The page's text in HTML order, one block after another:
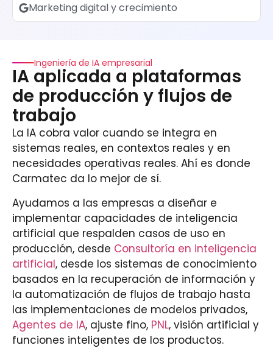
Marketing digital y crecimiento
Ingeniería de IA empresarial
IA aplicada a plataformas
de producción y flujos de
trabajo
La IA cobra valor cuando se integra en
sistemas reales, en contextos reales y en
necesidades operativas reales. Ahí es donde
Carmatec da lo mejor de sí.
Ayudamos a las empresas a diseñar e
implementar capacidades de inteligencia
artificial que respalden casos de uso en
producción, desde Consultoría en inteligencia
artificial, desde los sistemas de conocimiento
basados en la recuperación de información y
la automatización de flujos de trabajo hasta
las implementaciones de modelos privados,
Agentes de IA, ajuste fino, PNL, visión artificial y
funciones inteligentes de los productos.